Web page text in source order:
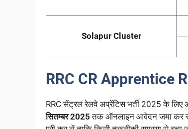
Solapur Cluster
RRC CR Apprentice
RRC सेंट्रल रेलवे अप्रेंटिस भर्ती 2025 के
सितम्बर 2025 तक ऑनलाइन आवेदन जमा कर